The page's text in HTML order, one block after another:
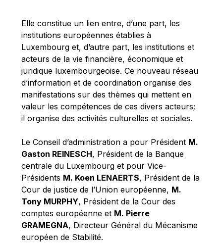
Michael Sohlman
Michel Goedert
Mireille Delmas-Marty
Nobuo Tanaka
Otmar Issing
Paolo Mengozzi
Paschal Donohoe
Pat Cox
Patrizia Nanz
Philippe Maystadt
Pierre Gramegna
Richard Pelly
Robert Goebbels
Robert REYNDERS
Elle constitue un lien entre, d’une part, les
institutions européennes établies à
Luxembourg et, d’autre part, les institutions et
acteurs de la vie financière, économique et
juridique luxembourgeoise. Ce nouveau réseau
d’information et de coordination organise des
manifestations sur des thèmes qui mettent en
valeur les compétences de ces divers acteurs;
il organise des activités culturelles et sociales.
Le Conseil d’administration a pour Président M.
Gaston REINESCH, Président de la Banque
centrale du Luxembourg et pour Vice-
Présidents M. Koen LENAERTS, Président de la
Cour de justice de l’Union européenne, M.
Tony MURPHY, Président de la Cour des
comptes européenne et M. Pierre
GRAMEGNA, Directeur Général du Mécanisme
européen de Stabilité.